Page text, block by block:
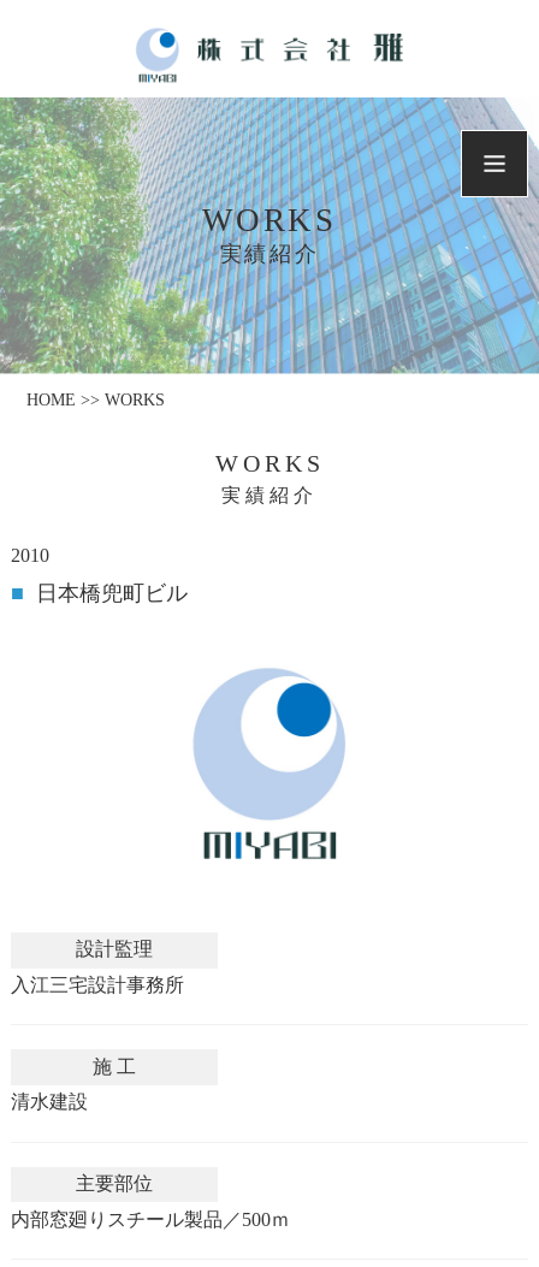
WORKS
実績紹介
HOME >> WORKS
WORKS
実績紹介
2010
■ 日本橋兜町ビル
設計監理
入江三宅設計事務所
施 工
清水建設
主要部位
内部窓廻りスチール製品／500ｍ